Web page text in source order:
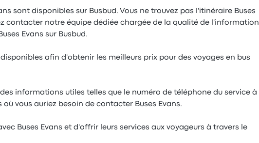
sont disponibles sur Busbud. Vous ne trouvez pas l'itinéraire Buses
contacter notre équipe dédiée chargée de la qualité de l'information
Evans sur Busbud.
afin d'obtenir les meilleurs prix pour des voyages en bus
informations utiles telles que le numéro de téléphone du service à
où vous auriez besoin de contacter Buses Evans.
Buses Evans et d'offrir leurs services aux voyageurs à travers le